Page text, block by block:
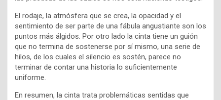
El rodaje, la atmósfera que se crea, la opacidad y el
sentimiento de ser parte de una fábula angustiante son los
puntos más álgidos. Por otro lado la cinta tiene un guión
que no termina de sostenerse por sí mismo, una serie de
hilos, de los cuales el silencio es sostén, parece no
terminar de contar una historia lo suficientemente
uniforme.
En resumen, la cinta trata problemáticas sentidas que